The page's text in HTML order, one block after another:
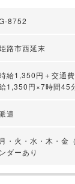
8752
路市西延末
給1,350円＋交通
1,350円×7時間45
遣
月・火・水・木・金
ンダーあり